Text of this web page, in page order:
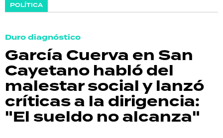
POLÍTICA
Duro diagnóstico
García Cuerva en San
Cayetano habló del
malestar social y lanzó
críticas a la dirigencia:
"El sueldo no alcanza"